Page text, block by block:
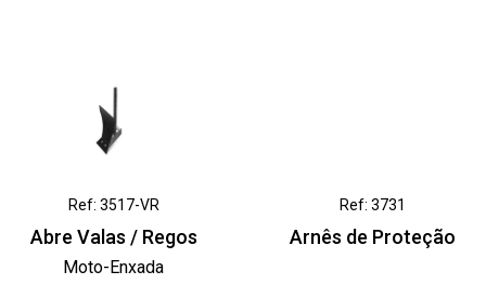
Ref: 3517-VR
Abre Valas / Regos
Moto-Enxada
Ref: 3731
Arnês de Proteção